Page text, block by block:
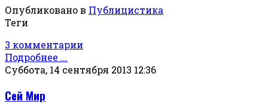
Опубликовано в Публицистика
Теги
3 комментарии
Подробнее ...
Суббота, 14 сентября 2013 12:36
Сей Мир